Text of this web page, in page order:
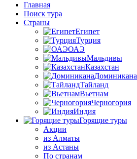
Главная
Поиск тура
Страны
Египет
Турция
ОАЭ
Мальдивы
Казахстан
Доминикана
Тайланд
Вьетнам
Черногория
Индия
Горящие туры
Акции
из Алматы
из Астаны
По странам